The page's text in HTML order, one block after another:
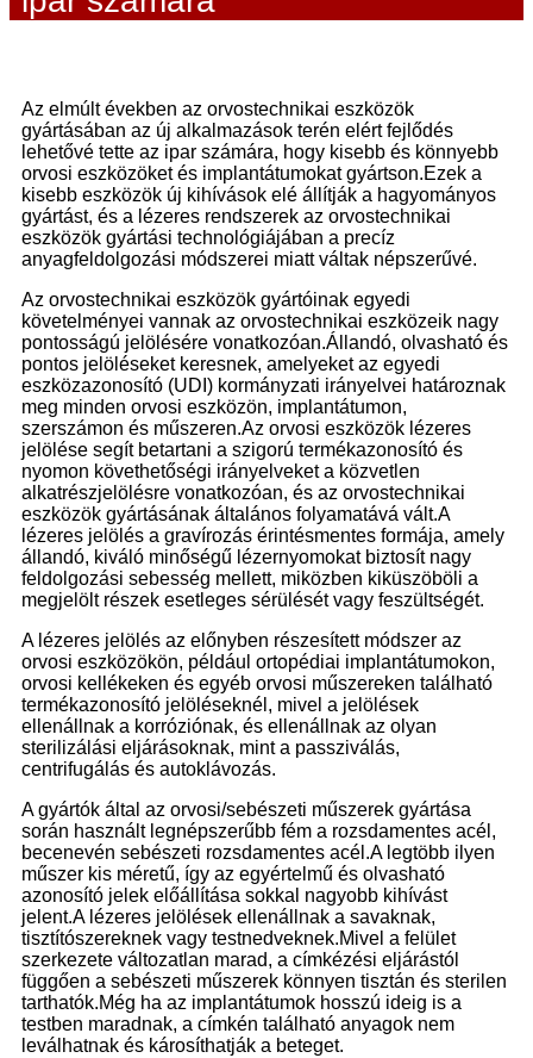
Az elmúlt években az orvostechnikai eszközök
gyártásában az új alkalmazások terén elért fejlődés
lehetővé tette az ipar számára, hogy kisebb és könnyebb
orvosi eszközöket és implantátumokat gyártson.Ezek a
kisebb eszközök új kihívások elé állítják a hagyományos
gyártást, és a lézeres rendszerek az orvostechnikai
eszközök gyártási technológiájában a precíz
anyagfeldolgozási módszerei miatt váltak népszerűvé.
Az orvostechnikai eszközök gyártóinak egyedi
követelményei vannak az orvostechnikai eszközeik nagy
pontosságú jelölésére vonatkozóan.Állandó, olvasható és
pontos jelöléseket keresnek, amelyeket az egyedi
eszközazonosító (UDI) kormányzati irányelvei határoznak
meg minden orvosi eszközön, implantátumon,
szerszámon és műszeren.Az orvosi eszközök lézeres
jelölése segít betartani a szigorú termékazonosító és
nyomon követhetőségi irányelveket a közvetlen
alkatrészjelölésre vonatkozóan, és az orvostechnikai
eszközök gyártásának általános folyamatává vált.A
lézeres jelölés a gravírozás érintésmentes formája, amely
állandó, kiváló minőségű lézernyomokat biztosít nagy
feldolgozási sebesség mellett, miközben kiküszöböli a
megjelölt részek esetleges sérülését vagy feszültségét.
A lézeres jelölés az előnyben részesített módszer az
orvosi eszközökön, például ortopédiai implantátumokon,
orvosi kellékeken és egyéb orvosi műszereken található
termékazonosító jelöléseknél, mivel a jelölések
ellenállnak a korróziónak, és ellenállnak az olyan
sterilizálási eljárásoknak, mint a passziválás,
centrifugálás és autoklávozás.
A gyártók által az orvosi/sebészeti műszerek gyártása
során használt legnépszerűbb fém a rozsdamentes acél,
becenevén sebészeti rozsdamentes acél.A legtöbb ilyen
műszer kis méretű, így az egyértelmű és olvasható
azonosító jelek előállítása sokkal nagyobb kihívást
jelent.A lézeres jelölések ellenállnak a savaknak,
tisztítószereknek vagy testnedveknek.Mivel a felület
szerkezete változatlan marad, a címkézési eljárástól
függően a sebészeti műszerek könnyen tisztán és sterilen
tarthatók.Még ha az implantátumok hosszú ideig is a
testben maradnak, a címkén található anyagok nem
leválhatnak és károsíthatják a beteget.